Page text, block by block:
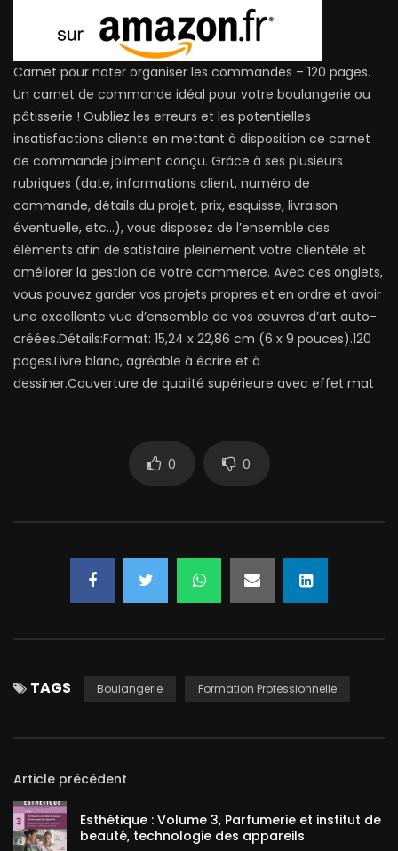
Carnet pour noter organiser les commandes – 120 pages.
Un carnet de commande idéal pour votre boulangerie ou
pâtisserie ! Oubliez les erreurs et les potentielles
insatisfactions clients en mettant à disposition ce carnet
de commande joliment conçu. Grâce à ses plusieurs
rubriques (date, informations client, numéro de
commande, détails du projet, prix, esquisse, livraison
éventuelle, etc…), vous disposez de l’ensemble des
éléments afin de satisfaire pleinement votre clientèle et
améliorer la gestion de votre commerce. Avec ces onglets,
vous pouvez garder vos projets propres et en ordre et avoir
une excellente vue d’ensemble de vos œuvres d’art auto-
créées.Détails:Format: 15,24 x 22,86 cm (6 x 9 pouces).120
pages.Livre blanc, agréable à écrire et à
dessiner.Couverture de qualité supérieure avec effet mat
0 0
TAGS Boulangerie Formation Professionnelle
Article précédent
Esthétique : Volume 3, Parfumerie et institut de
beauté, technologie des appareils